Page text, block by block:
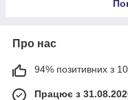
Про нас
94% позитивних з
Працює з